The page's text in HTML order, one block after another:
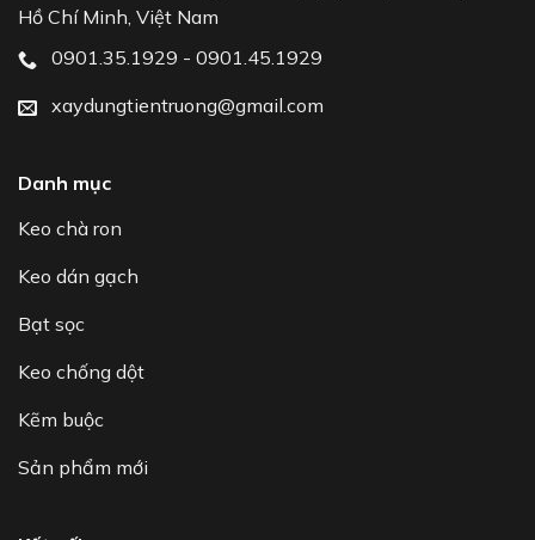
Hồ Chí Minh, Việt Nam
0901.35.1929 - 0901.45.1929
xaydungtientruong@gmail.com
Danh mục
Keo chà ron
Keo dán gạch
Bạt sọc
Keo chống dột
Kẽm buộc
Sản phẩm mới